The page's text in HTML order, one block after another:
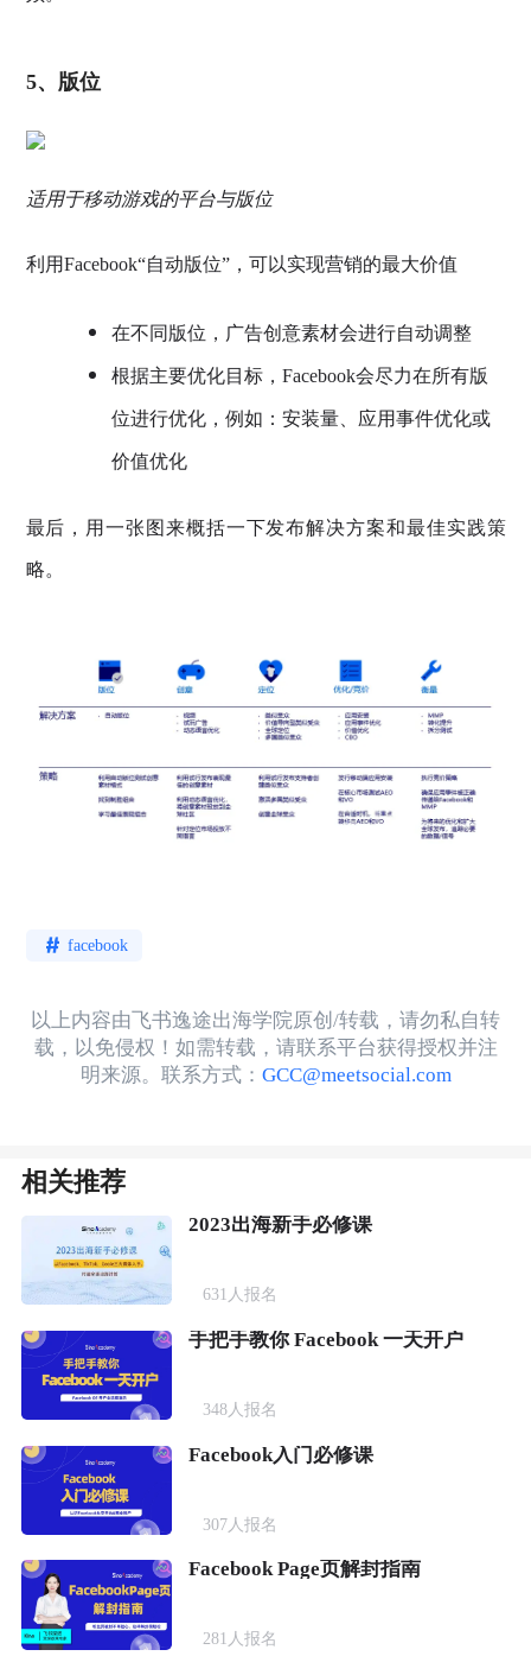
5、版位
适用于移动游戏的平台与版位
利用Facebook“自动版位”，可以实现营销的最大价值
在不同版位，广告创意素材会进行自动调整
根据主要优化目标，Facebook会尽力在所有版
位进行优化，例如：安装量、应用事件优化或
价值优化
最后，用一张图来概括一下发布解决方案和最佳实践策
略。
facebook
以上内容由飞书逸途出海学院原创/转载，请勿私自转
载，以免侵权！如需转载，请联系平台获得授权并注
明来源。联系方式： GCC@meetsocial.com
相关推荐
2023出海新手必修课
631 人报名
手把手教你 Facebook 一天开户
348人报名
Facebook入门必修课
307人报名
Facebook Page页解封指南
281人报名